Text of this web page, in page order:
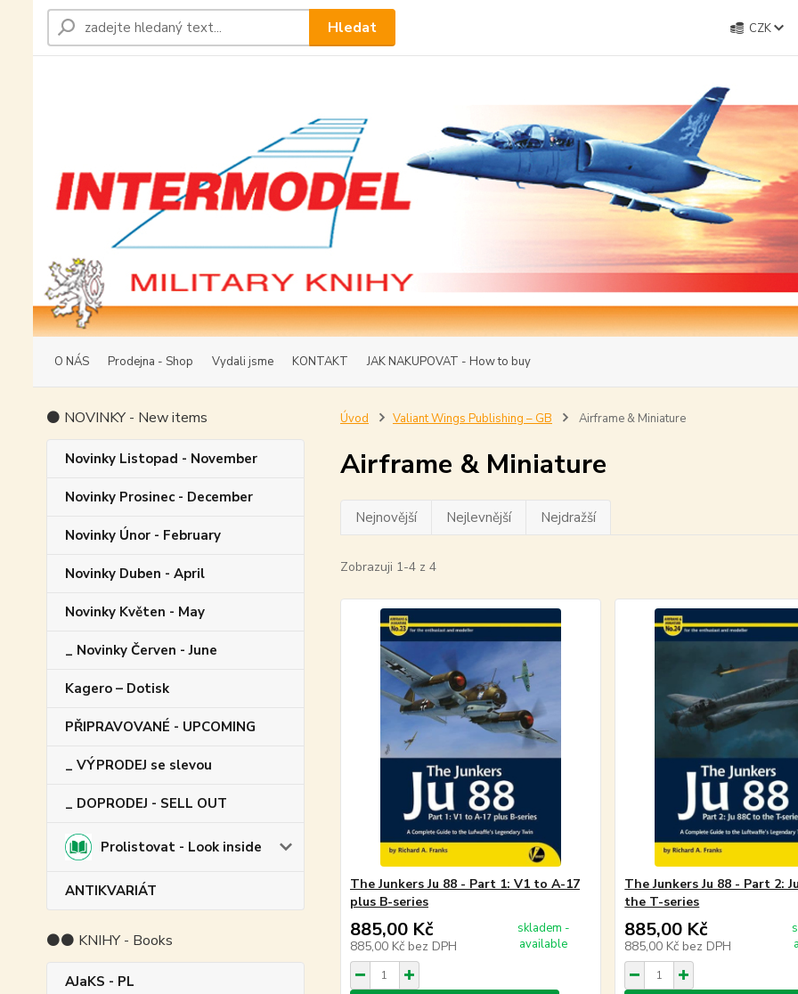
O NÁS Prodejna - Shop Vydali jsme KONTAKT JAK NAKUPOVAT - How to buy
CZK
Hledat
⚫ NOVINKY - New items
Novinky Listopad - November
Novinky Prosinec - December
Novinky Únor - February
Novinky Duben - April
Novinky Květen - May
_ Novinky Červen - June
Kagero – Dotisk
PŘIPRAVOVANÉ - UPCOMING
_ VÝPRODEJ se slevou
_ DOPRODEJ - SELL OUT
Prolistovat - Look inside
ANTIKVARIÁT
⚫⚫ KNIHY - Books
AJaKS - PL
Úvod Valiant Wings Publishing – GB Airframe & Miniature
Airframe & Miniature
Nejnovější Nejlevnější Nejdražší
Zobrazuji 1-4 z 4
The Junkers Ju 88 - Part 1: V1 to A-17
plus B-series
885,00 Kč
885,00 Kč bez DPH
skladem -
available
The Junkers Ju 88 - Part 2:
the T-series
885,00 Kč
885,00 Kč bez DPH